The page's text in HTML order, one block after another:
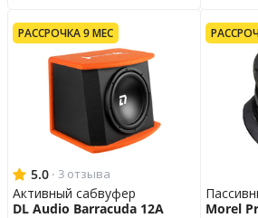
РАССРОЧКА 9 МЕС
5.0 · 3 отзыва
Активный сабвуфер
DL Audio Barracuda 12A
Morel